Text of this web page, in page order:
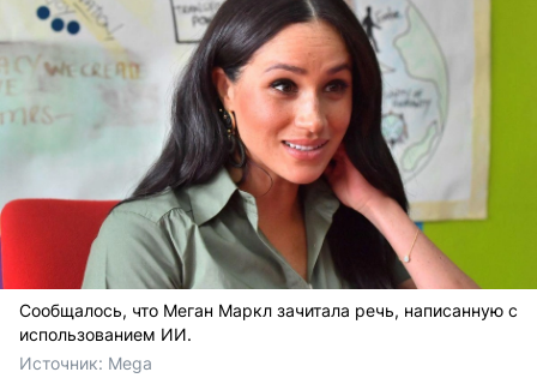
Сообщалось, что Меган Маркл зачитала речь, написанную с
использованием ИИ.
Источник: Mega